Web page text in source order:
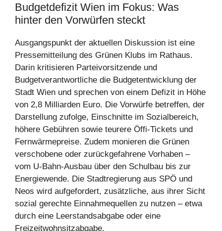
Budgetdefizit Wien im Fokus: Was
hinter den Vorwürfen steckt
Ausgangspunkt der aktuellen Diskussion ist eine
Pressemitteilung des Grünen Klubs im Rathaus.
Darin kritisieren Parteivorsitzende und
Budgetverantwortliche die Budgetentwicklung der
Stadt Wien und sprechen von einem Defizit in Höhe
von 2,8 Milliarden Euro. Die Vorwürfe betreffen, der
Darstellung zufolge, Einschnitte im Sozialbereich,
höhere Gebühren sowie teurere Öffi-Tickets und
Fernwärmepreise. Zudem monieren die Grünen
verschobene oder zurückgefahrene Vorhaben –
vom U‑Bahn‑Ausbau über den Schulbau bis zur
Energiewende. Die Stadtregierung aus SPÖ und
Neos wird aufgefordert, zusätzliche, aus ihrer Sicht
sozial gerechte Einnahmequellen zu nutzen – etwa
durch eine Leerstandsabgabe oder eine
Freizeitwohnsitzabgabe.